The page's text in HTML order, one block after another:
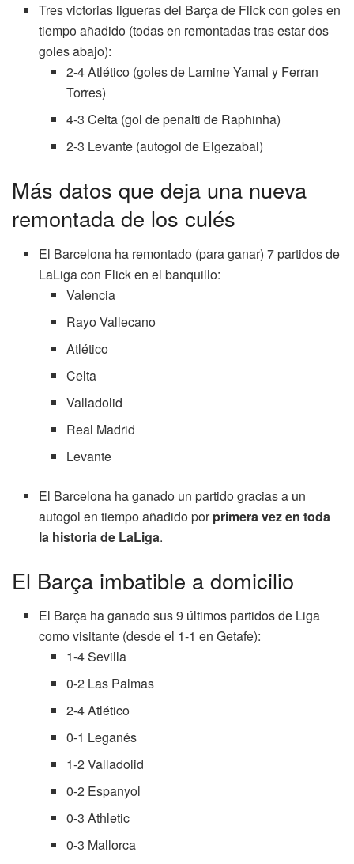
Tres victorias ligueras del Barça de Flick con goles en
tiempo añadido (todas en remontadas tras estar dos
goles abajo):
2-4 Atlético (goles de Lamine Yamal y Ferran
Torres)
4-3 Celta (gol de penalti de Raphinha)
2-3 Levante (autogol de Elgezabal)
Más datos que deja una nueva
remontada de los culés
El Barcelona ha remontado (para ganar) 7 partidos de
LaLiga con Flick en el banquillo:
Valencia
Rayo Vallecano
Atlético
Celta
Valladolid
Real Madrid
Levante
El Barcelona ha ganado un partido gracias a un
autogol en tiempo añadido porprimera vez en toda
la historia de LaLiga.
El Barça imbatible a domicilio
El Barça ha ganado sus 9 últimos partidos de Liga
como visitante (desde el 1-1 en Getafe):
1-4 Sevilla
0-2 Las Palmas
2-4 Atlético
0-1 Leganés
1-2 Valladolid
0-2 Espanyol
0-3 Athletic
0-3 Mallorca